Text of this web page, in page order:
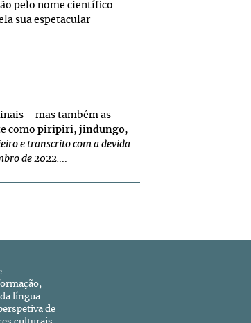
pelo nome científico
sua espetacular
– mas também as
como piripiri, jindungo,
e transcrito com a devida
de 2022....
língua
de